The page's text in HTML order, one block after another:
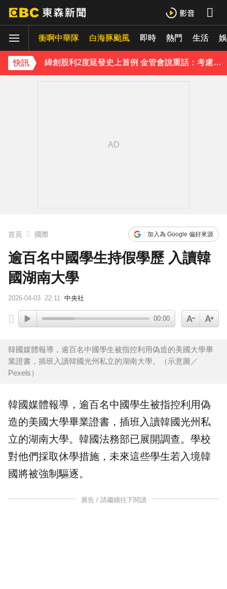
衝啊中華隊 白海豚颱風 即時 熱門 生活
快訊
防空演習登場！高雄街頭瞬間淨空 直擊畫面曝光
首頁 國際 加入為 Google 偏好來源
逾百名中國學生持假學歷 入讀韓
國湖南大學
2026-04-03 22:11 中央社
00:00
韓國媒體報導，逾百名中國學生被指控利用偽造的美國大學畢
業證書，插班入讀韓國光州私立的湖南大學。（示意圖／
Pexels）
韓國媒體報導，逾百名中國學生被指控利用偽
造的美國大學畢業證書 ，插班入讀韓國光州私
立的湖南大學。韓國法務部已展開調查。學校
對他們採取休學措施，未來這些學生若入境韓
國將被強制驅逐。
廣告 / 請繼續往下閱讀